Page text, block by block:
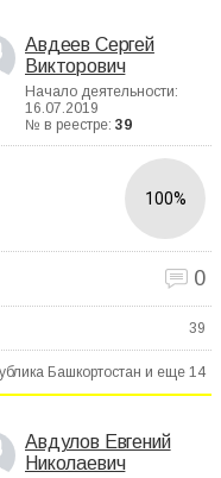
Авдеев Сергей
Викторович
Начало деятельности:
16.07.2019
№ в реестре: 39
100%
0
39
Башкортостан и еще 14
Авдулов Евгений
Николаевич